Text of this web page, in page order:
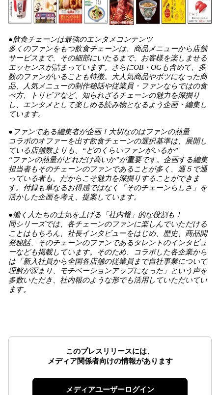
●飲食チェーンは最強のエンタメコンテンツ
多くのファンをもつ飲食チェーンは、商品メニューから店舗
サービスまで、その細部にいたるまで、お客様を楽しませる
エッセンスが詰まっています。さらにOB・OGも含めて、多
数のファンがいることも特徴。大人気商品やボツになった商
品、人気メニューの制作秘話や従業員・ファンならではの食
べ方、トリビアなど、知られざるチェーンの魅力を深掘り
し、エンタメとして楽しめる読み物となるよう企画・編集し
ています。
●ファンである編集者が企画！大切なのはファンの熱量
コラボのオファーを出す飲食チェーンの選択基準は、展開し
ている店舗数よりも、“どのくらいファンがいるか”
“ファンの熱量がどれだけ高いか”が重要です。企画する編集
担当者もそのチェーンのファンであることが多く、週５で通
っている者も。だからこそ魅力を深掘りすることができま
す。付録も単なるお得感ではなく「そのチェーンらしさ」を
活かした企画を考え、提案しています。
●働く人たちの士気を上げる「社内報」的な役割も！
同シリーズでは、各チェーンのファンに楽しんでいただける
ことはもちろん、社長インタビューをはじめ、歴史、商品開
発秘話、そのチェーンのファンであるタレントのインタビュ
ーなども掲載しています。そのため、コラボした各企業から
は「新入社員から全国各店舗の従業員まで自社事業について
理解が深まり、モチベーションアップになった」という声を
多数いただき、社内報のような形でも活用していただいてい
ます。
このプレスリリースには、
メディア関係者向けの情報があります
メディアユーザーログイン